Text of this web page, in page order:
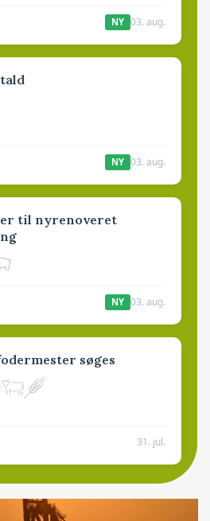
NY 03. aug.
NY 03. aug.
til nyrenoveret
NY 03. aug.
søges
31. jul.